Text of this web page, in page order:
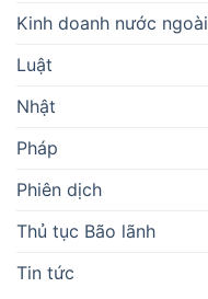
Kinh doanh nước ngoài
Luật
Nhật
Pháp
Phiên dịch
Thủ tục Bão lãnh
Tin tức